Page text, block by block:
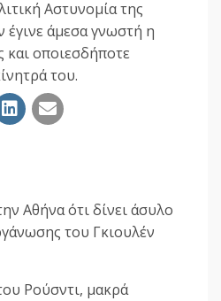
Αστυνομία της
έγινε άμεσα γνωστή η
και οποιεσδήποτε
του.
Αθήνα ότι δίνει άσυλο
του Γκιουλέν
Ρούσντι, μακρά